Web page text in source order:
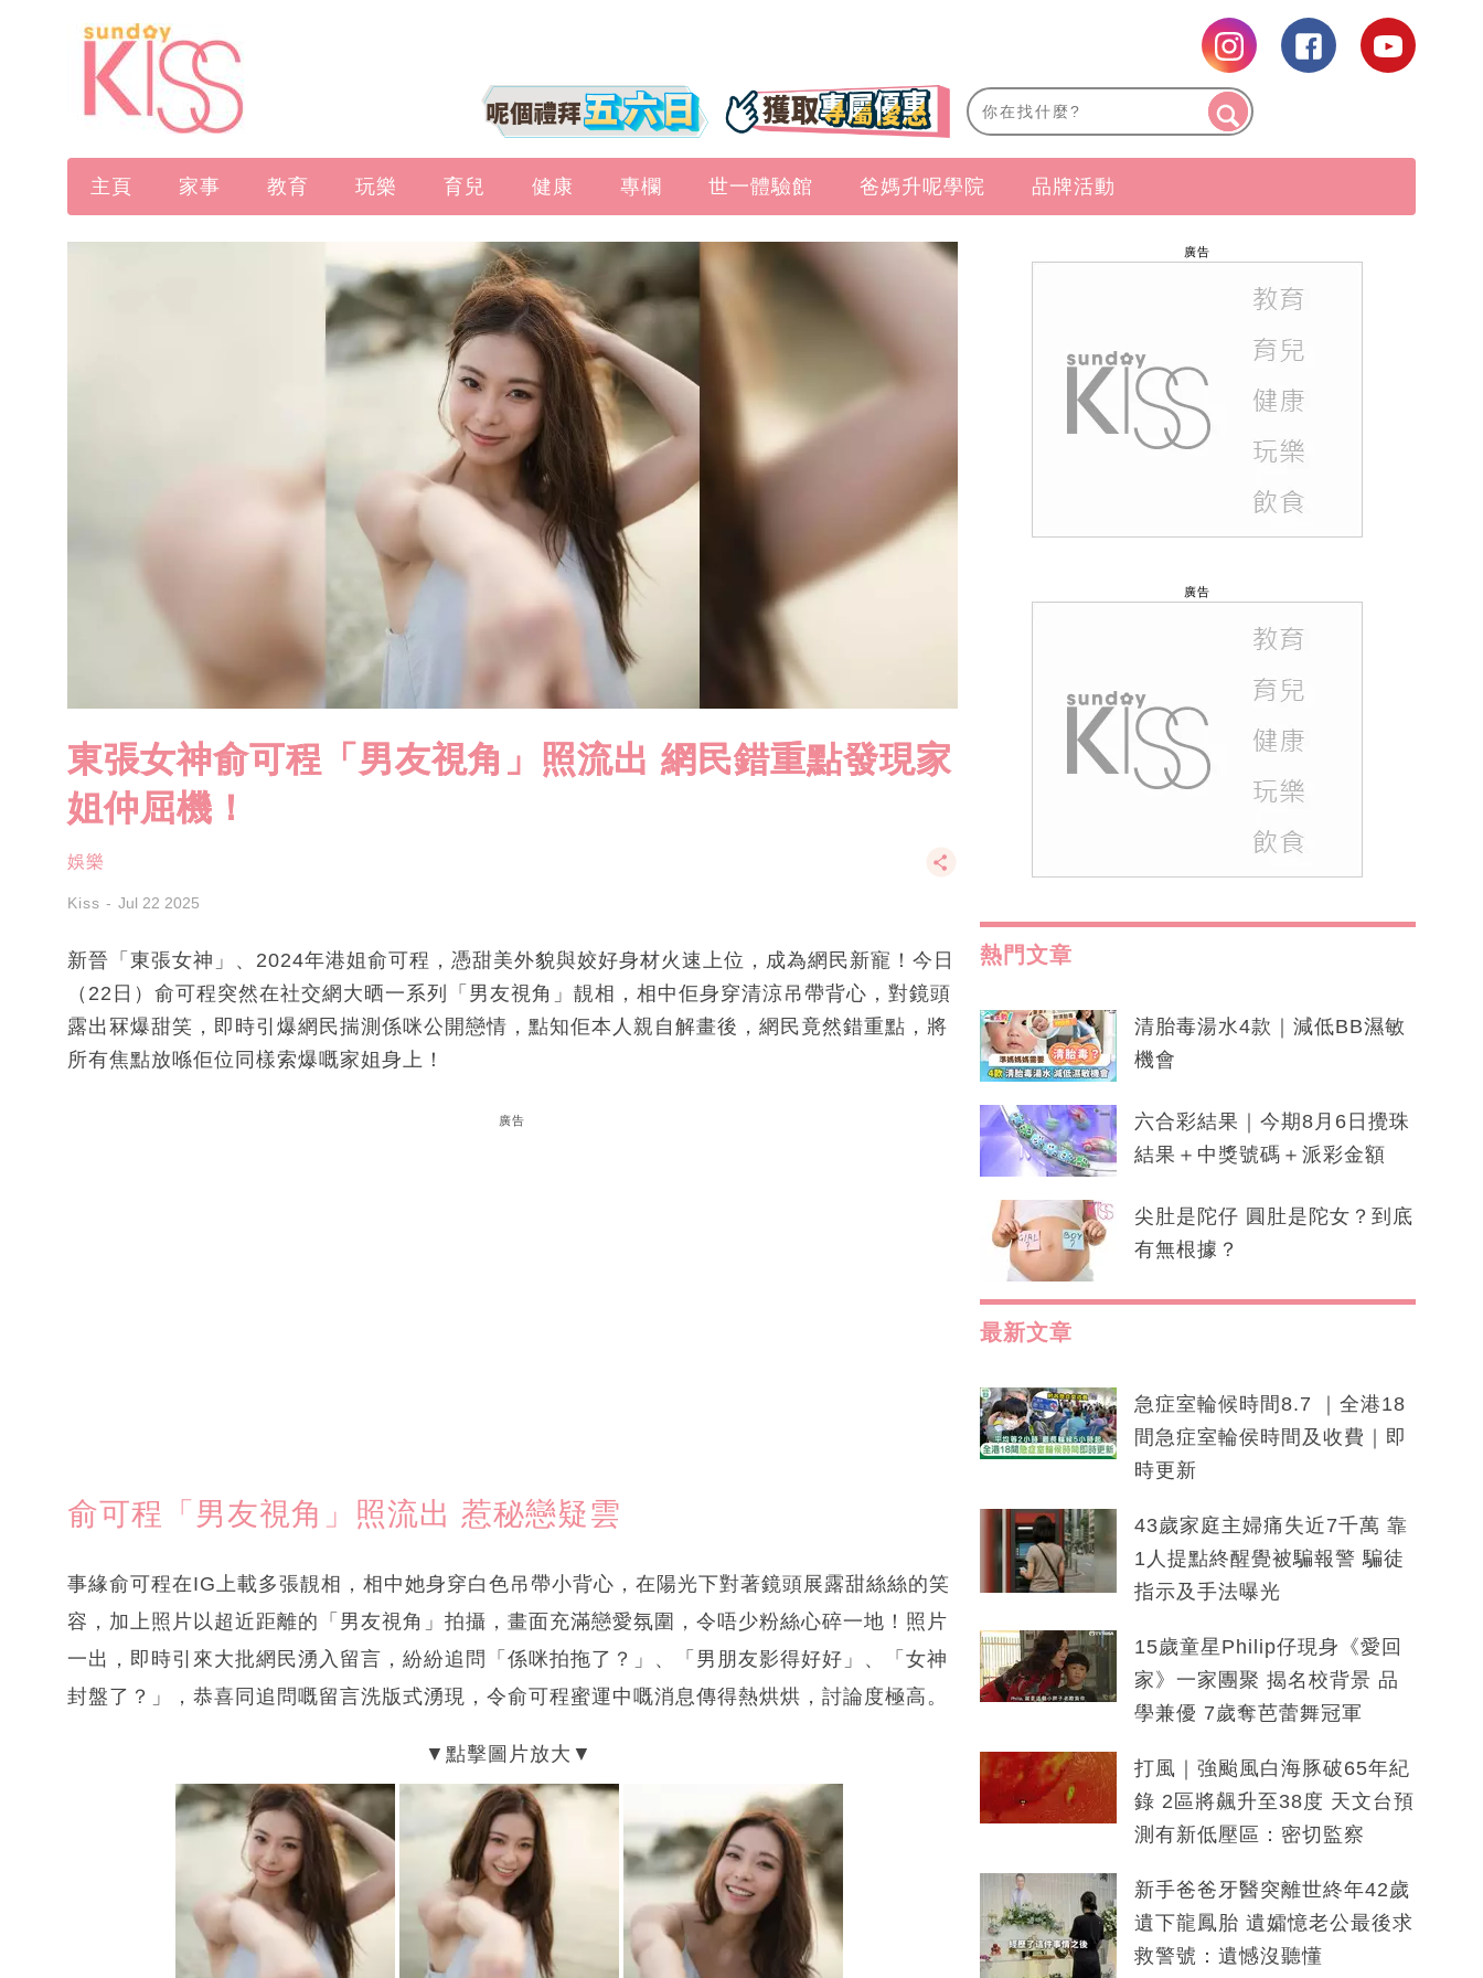
主頁 家事 教育 玩樂 育兒 健康 專欄 世一體驗館 爸媽升呢學院 品牌活動
東張女神俞可程「男友視角」照流出 網民錯重點發現家
姐仲屈機！
娛樂
Kiss Jul 22 2025
新晉「東張女神」、2024年港姐俞可程，憑甜美外貌與姣好身材火速上位，成為網民新寵！今日
（22日）俞可程突然在社交網大晒一系列「男友視角」靚相，相中佢身穿清涼吊帶背心，對鏡頭
露出冧爆甜笑，即時引爆網民揣測係咪公開戀情，點知佢本人親自解畫後，網民竟然錯重點，將
所有焦點放喺佢位同樣索爆嘅家姐身上！
廣告
俞可程「男友視角」照流出 惹秘戀疑雲
事緣俞可程在IG上載多張靚相，相中她身穿白色吊帶小背心，在陽光下對著鏡頭展露甜絲絲的笑
容，加上照片以超近距離的「男友視角」拍攝，畫面充滿戀愛氛圍，令唔少粉絲心碎一地！照片
一出，即時引來大批網民湧入留言，紛紛追問「係咪拍拖了？」、「男朋友影得好好」、「女神
封盤了？」，恭喜同追問嘅留言洗版式湧現，令俞可程蜜運中嘅消息傳得熱烘烘，討論度極高。
廣告
廣告
熱門文章
清胎毒湯水4款｜減低BB濕敏
機會
六合彩結果｜今期8月6日攪珠
結果＋中獎號碼＋派彩金額
尖肚是陀仔 圓肚是陀女？到底
有無根據？
最新文章
急症室輪候時間8.7 ｜全港18
間急症室輪侯時間及收費｜即
時更新
43歲家庭主婦痛失近7千萬 靠
1人提點終醒覺被騙報警 騙徒
指示及手法曝光
15歲童星Philip仔現身《愛回
家》一家團聚 揭名校背景 品
學兼優 7歲奪芭蕾舞冠軍
打風｜強颱風白海豚破65年紀
錄 2區將飆升至38度 天文台預
測有新低壓區：密切監察
新手爸爸牙醫突離世終年42歲
遺下龍鳳胎 遺孀憶老公最後求
救警號：遺憾沒聽懂